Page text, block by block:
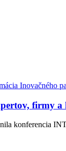
Inovačného
firmy a